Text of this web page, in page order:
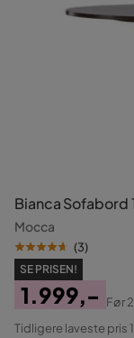
Bianca Sofabord
Mocca
(3)
SE PRISEN!
Pris
1.999,-
Original
Før
Tidligere laveste pris